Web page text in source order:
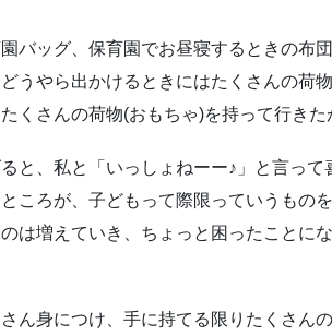
バッグ、保育園でお昼寝するときの布
うやら出かけるときにはたくさんの荷
くさんの荷物(おもちゃ)を持って行きた
と、私と「いっしょねーー♪」と言って
ころが、子どもって際限っていうもの
増えていき、ちょっと困ったことに
ん身につけ、手に持てる限りたくさん